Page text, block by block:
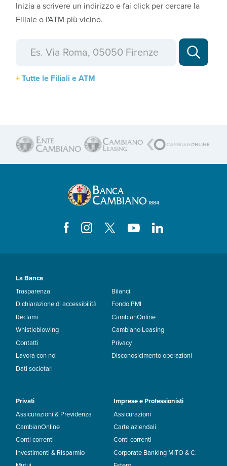
Inizia a scrivere un indirizzo e fai click per cercare la
Filiale o l'ATM più vicino.
Tutte le Filiali e ATM
La Banca
Trasparenza
Dichiarazione di accessibilità
Reclami
Whistleblowing
Contatti
Lavora con noi
Dati societari
Bilanci
Fondo PMI
CambianOnline
Cambiano Leasing
Privacy
Disconosicimento operazioni
Privati
Assicurazioni & Previdenza
CambianOnline
Conti correnti
Investimenti & Risparmio
Imprese e Professionisti
Assicurazioni
Carte aziendali
Conti correnti
Corporate Banking MITO & C.